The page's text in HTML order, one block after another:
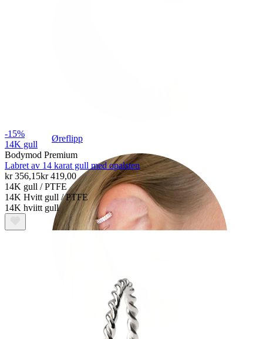
Øreflipp
-15%
14K gull
Bodymod Premium
Labret av 14 karat gull med opalsten
kr 356,15kr 419,00
14K gull / PTFE
14K Hvitt gull / PTFE
14K hviitt gull